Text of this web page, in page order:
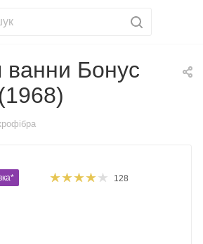
ванни Бонус
128